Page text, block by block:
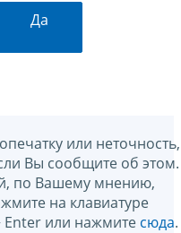
Да
или неточность,
Вы сообщите об этом.
по Вашему мнению,
на клавиатуре
или нажмите сюда.